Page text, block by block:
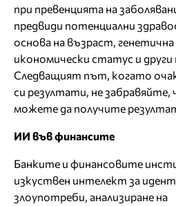
при превенцията на
предвиди потенциални
основа на възраст,
икономически статус и други
Следващият път, когато
си резултати, не забравяйте,
можете да получите
ИИ във финансите
Банките и финансовите
изкуствен интелект за
злоупотреби, анализиране на